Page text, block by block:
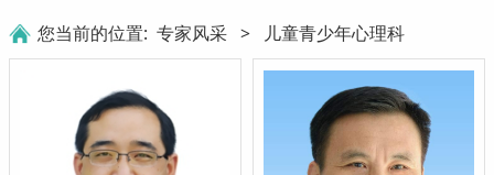
您当前的位置:专家风采 > 儿童青少年心理科